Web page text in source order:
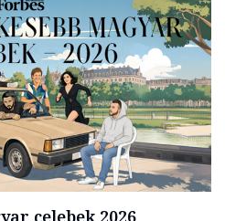
celebek 2026